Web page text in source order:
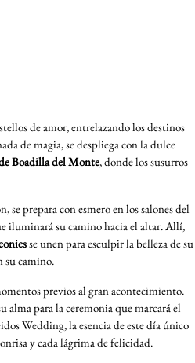
de amor, entrelazando los destinos
de magia, se despliega con la dulce
Boadilladel Monte, donde los susurros
prepara con esmero en los salones del
iluminará su camino hacia el altar. Allí,
se unen para esculpir la belleza de su
su camino.
previos al gran acontecimiento.
alma para la ceremonia que marcará el
Wedding, la esencia de este día único
y cada lágrima de felicidad.